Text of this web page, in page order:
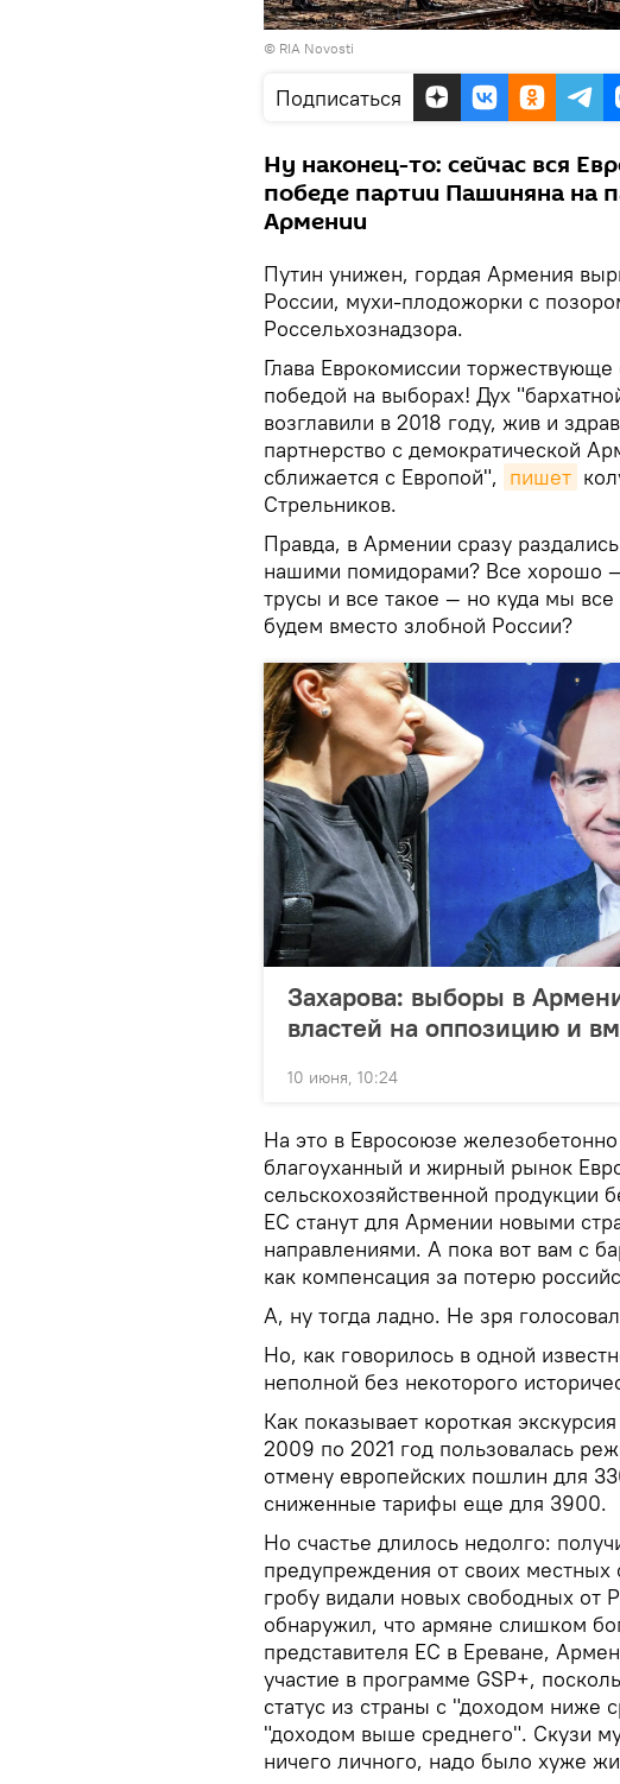
© RIA Novosti
Подписаться
Ну наконец-то: сейчас вся
победе партии Пашиняна на
Армении
Путин унижен, гордая Армения
России, мухи-плодожорки с
Россельхознадзора.
Глава Еврокомиссии
победой на выборах! Дух
возглавили в 2018 году, жив и
партнерство с демократической
сближается с Европой", пишет
Стрельников.
Правда, в Армении сразу
нашими помидорами? Все хорошо
трусы и все такое — но куда мы
будем вместо злобной России?
Захарова: выборы в
властей на оппозицию и
10 июня, 10:24
На это в Евросоюзе
благоуханный и жирный рынок
сельскохозяйственной
ЕС станут для Армении новыми
направлениями. А пока вот вам с
как компенсация за потерю
А, ну тогда ладно. Не зря
Но, как говорилось в одной
неполной без некоторого
Как показывает короткая
2009 по 2021 год пользовалась
отмену европейских пошлин для
сниженные тарифы еще для 3900.
Но счастье длилось недолго:
предупреждения от своих
гробу видали новых свободных от
обнаружил, что армяне слишком
представителя ЕС в Ереване,
участие в программе GSP+,
статус из страны с "доходом ниже
"доходом выше среднего". Скузи
ничего личного, надо было хуже